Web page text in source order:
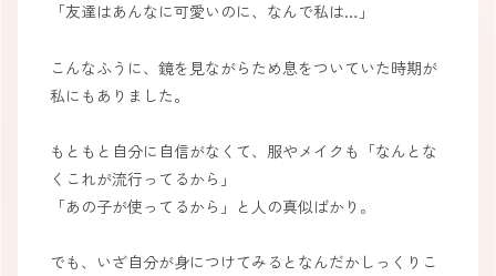
「友達はあんなに可愛いのに、なんで私は…」
こんなふうに、鏡を見ながらため息をついていた時期が
私にもありました。
もともと自分に自信がなくて、服やメイクも「なんとな
くこれが流行ってるから」
「あの子が使ってるから」と人の真似ばかり。
でも、いざ自分が身につけてみるとなんだかしっくりこ